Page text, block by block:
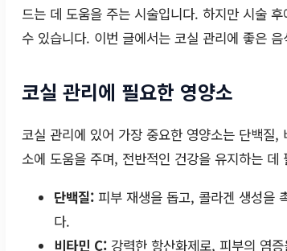
드는 데 도움을 주는 시술입니다. 하지만 시술
수 있습니다. 이번 글에서는 코실 관리에 좋은
코실 관리에 필요한 영양소
코실 관리에 있어 가장 중요한 영양소는 단백질
소에 도움을 주며, 전반적인 건강을 유지하는 데
단백질: 피부 재생을 돕고, 콜라겐 생성을
다.
비타민 C: 강력한 항산화제로, 피부의 염